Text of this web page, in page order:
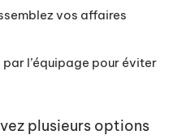
vos affaires
par l’équipage pour éviter
plusieurs options